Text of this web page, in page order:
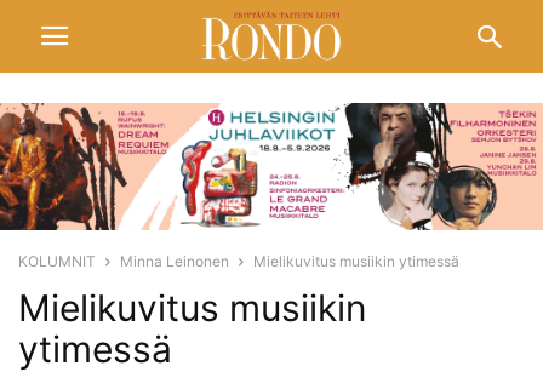
KOLUMNIT Minna Leinonen Mielikuvitus musiikin ytimessä
Mielikuvitus musiikin
ytimessä